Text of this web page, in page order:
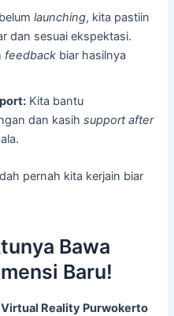
launching, kita pastiin
dan sesuai ekspektasi.
feedback biar hasilnya
Kita bantu
dan kasihsupport after
pernah kita kerjain biar
Bawa
Baru!
Virtual Reality Purwokerto